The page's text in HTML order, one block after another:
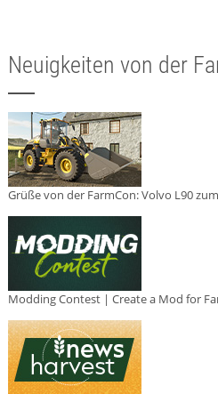
Neuigkeiten von der
Grüße von der FarmCon: Volvo L90
Modding Contest | Create a Mod for